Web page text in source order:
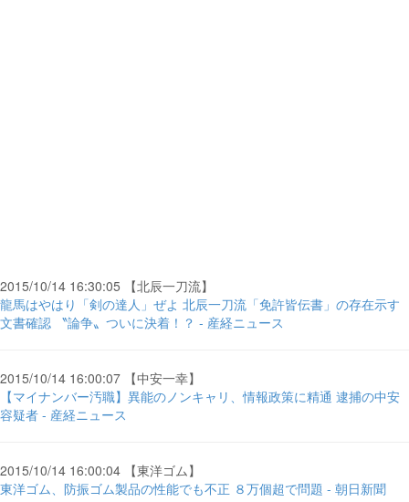
2015/10/14 16:30:05 【北辰一刀流】
龍馬はやはり「剣の達人」ぜよ 北辰一刀流「免許皆伝書」の存在示す
文書確認 〝論争〟ついに決着！？ - 産経ニュース
2015/10/14 16:00:07 【中安一幸】
【マイナンバー汚職】異能のノンキャリ、情報政策に精通 逮捕の中安
容疑者 - 産経ニュース
2015/10/14 16:00:04 【東洋ゴム】
東洋ゴム、防振ゴム製品の性能でも不正 ８万個超で問題 - 朝日新聞